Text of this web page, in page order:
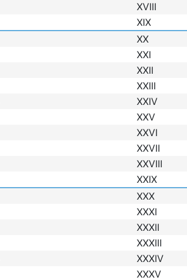
XVIII
XIX
XX
XXI
XXII
XXIII
XXIV
XXV
XXVI
XXVII
XXVIII
XXIX
XXX
XXXI
XXXII
XXXIII
XXXIV
XXXV